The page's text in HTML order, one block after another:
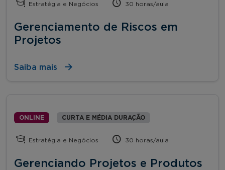
Estratégia e Negócios 30 horas/aula
Gerenciamento de Riscos em
Projetos
Saiba mais
ONLINE CURTA E MÉDIA DURAÇÃO
Estratégia e Negócios 30 horas/aula
Gerenciando Projetos e Produtos